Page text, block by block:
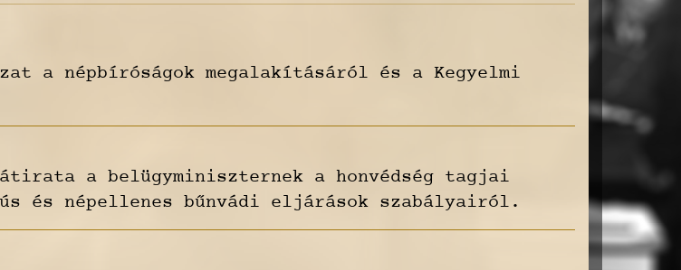
a népbíróságok megalakításáról és a Kegyelmi
a belügyminiszternek a honvédség tagjai
és népellenes bűnvádi eljárások szabályairól.